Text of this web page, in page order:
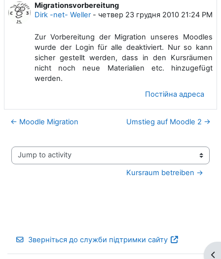
Migrationsvorbereitung
Dirk -net- Weller- четвер 23 грудня 2010 21:24 PM
Кількість відповідей: 0
Zur Vorbereitung der Migration unseres Moodles
wurde der Login für alle deaktiviert. Nur so kann
sicher gestellt werden, dass in den Kursräumen
nicht noch neue Materialien etc. hinzugefügt
werden.
Постійна адреса
← Moodle Migration Umstieg auf Moodle 2 →
Jump to activity
Kursraum betreiben →
Зверніться до служби підтримки сайту